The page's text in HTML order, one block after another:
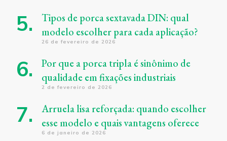
Tipos de porca sextavada DIN: qual
modelo escolher para cada aplicação?
26 de fevereiro de 2026
Por que a porca tripla é sinônimo de
qualidade em fixações industriais
2 de fevereiro de 2026
Arruela lisa reforçada: quando escolher
esse modelo e quais vantagens oferece
6 de janeiro de 2026